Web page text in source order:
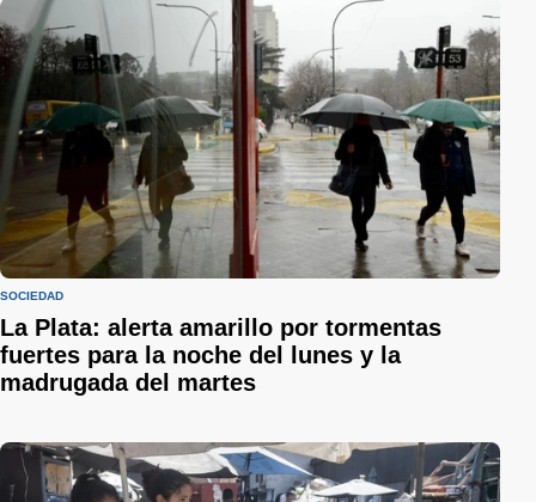
SOCIEDAD
La Plata: alerta amarillo por tormentas
fuertes para la noche del lunes y la
madrugada del martes